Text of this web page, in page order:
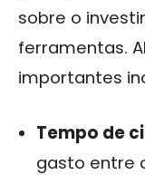
sobre o
ferramentas.
importantes
Tempo de
gasto entre